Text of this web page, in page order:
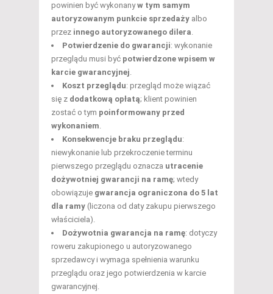
powinien być wykonanyw tym samym
autoryzowanym punkcie sprzedaży albo
przez innego autoryzowanego dilera.
Potwierdzenie do gwarancji: wykonanie
przeglądu musi być potwierdzone wpisem w
karcie gwarancyjnej.
Koszt przeglądu: przegląd może wiązać
się z dodatkową opłatą; klient powinien
zostać o tym poinformowany przed
wykonaniem.
Konsekwencje braku przeglądu:
niewykonanie lub przekroczenie terminu
pierwszego przeglądu oznacza utracenie
dożywotniej gwarancji na ramę; wtedy
obowiązuje gwarancja ograniczona do 5 lat
dla ramy (liczona od daty zakupu pierwszego
właściciela).
Dożywotnia gwarancja na ramę: dotyczy
roweru zakupionego u autoryzowanego
sprzedawcy i wymaga spełnienia warunku
przeglądu oraz jego potwierdzenia w karcie
gwarancyjnej.